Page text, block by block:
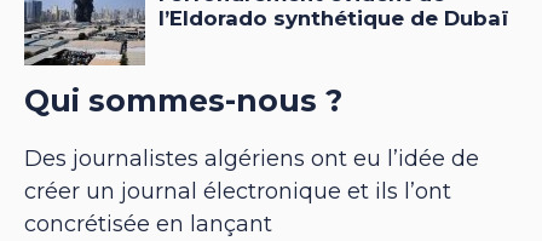
Qui sommes-nous ?
Des journalistes algériens ont eu l’idée de
créer un journal électronique et ils l’ont
concrétisée en lançant